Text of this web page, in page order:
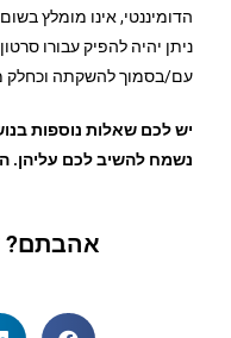
הדומיננטי, אינו מומלץ
ניתן יהיה להפיק עבורו
עם/בסמוך להשקתה וכחלק
יש לכם שאלות נוספות
נשמח להשיב לכם עליהן.
אהבתם?